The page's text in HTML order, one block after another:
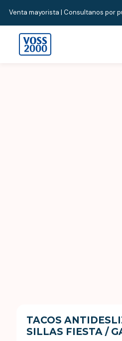
Venta mayorista | Consultanos por
TACOS
SILLAS FIESTA /